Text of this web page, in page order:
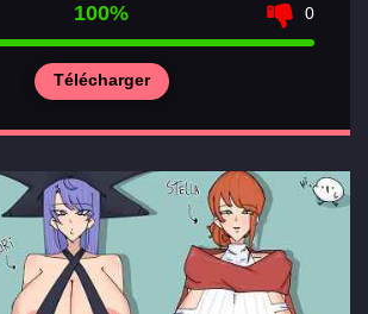
100% 0
Télécharger